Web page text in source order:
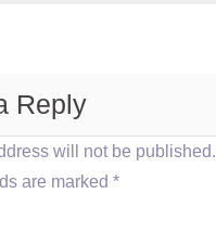
Reply
will not be published.
are marked *